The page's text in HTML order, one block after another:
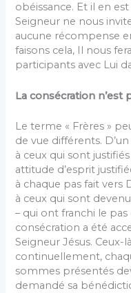
obéissance. Et il en
Seigneur ne nous
aucune récompense
faisons cela, Il nous
participants avec Lui
La consécration n’est
Le terme « Frères »
de vue différents.
à ceux qui sont
attitude d’esprit
à chaque pas fait vers
à ceux qui sont
– qui ont franchi le
consécration a été
Seigneur Jésus.
continuellement,
sommes présentés
demandé sa